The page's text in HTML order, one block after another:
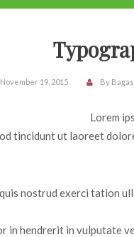
November 19, 2015 By
Lorem
tincidunt ut laoreet
nostrud exerci tation
in hendrerit in vulputate